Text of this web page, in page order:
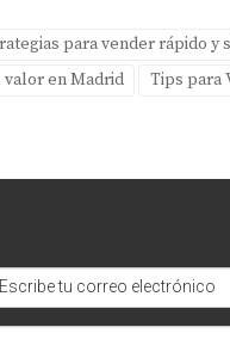
visitas a propiedades.
proceso de venta. Si
la importancia del
cuenta; no subestimes
en Boadilla
para vender rápido y
valor en Madrid
Tips para